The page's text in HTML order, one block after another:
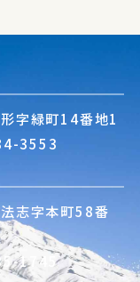
字緑町14番地1
3553
志字本町58番
1745